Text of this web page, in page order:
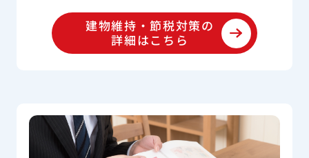
建物維持・節税対策の
詳細はこちら